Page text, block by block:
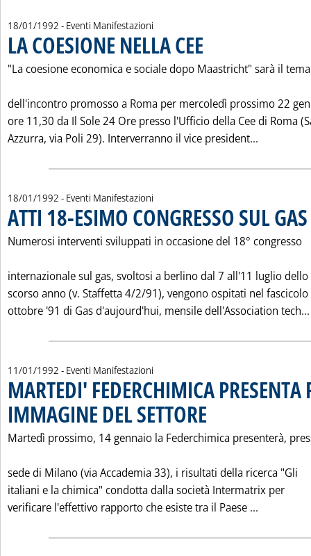
18/01/1992 - Eventi Manifestazioni
LA COESIONE NELLA CEE
"La coesione economica e sociale dopo Maastricht" sarà il tema
dell'incontro promosso a Roma per mercoledì prossimo 22
ore 11,30 da Il Sole 24 Ore presso l'Ufficio della Cee di Roma
Azzurra, via Poli 29). Interverranno il vice president...
18/01/1992 - Eventi Manifestazioni
ATTI 18-ESIMO CONGRESSO SUL GAS
Numerosi interventi sviluppati in occasione del 18° congresso
internazionale sul gas, svoltosi a berlino dal 7 all'11 luglio dello
scorso anno (v. Staffetta 4/2/91), vengono ospitati nel
ottobre '91 di Gas d'aujourd'hui, mensile dell'Association tech...
11/01/1992 - Eventi Manifestazioni
MARTEDI' FEDERCHIMICA PRESENTA
IMMAGINE DEL SETTORE
Martedì prossimo, 14 gennaio la Federchimica presenterà,
sede di Milano (via Accademia 33), i risultati della ricerca "Gli
italiani e la chimica" condotta dalla società Intermatrix per
verificare l'effettivo rapporto che esiste tra il Paese ...